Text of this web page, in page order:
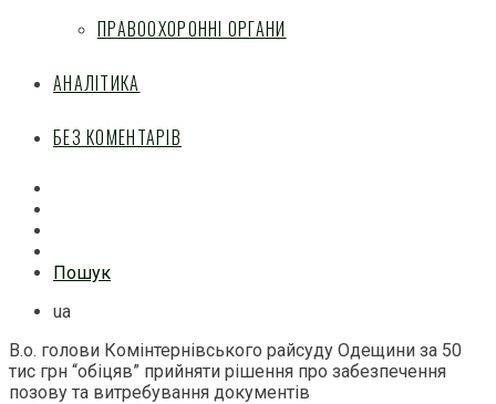
ПРАВООХОРОННІ ОРГАНИ
АНАЛІТИКА
БЕЗ КОМЕНТАРІВ
Пошук
ua
В.о. голови Комінтернівського райсуду Одещини за 50
тис грн “обіцяв” прийняти рішення про забезпечення
позову та витребування документів